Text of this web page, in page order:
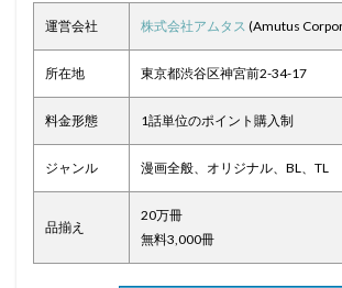
運営会社 株式会社アムタス (Amutus
所在地 東京都渋谷区神宮前2-34-17
料金形態 1話単位のポイント購入制
ジャンル 漫画全般、オリジナル、BL、TL
品揃え
20万冊
無料3,000冊